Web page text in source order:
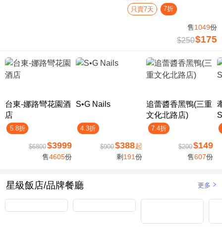
只賣7天 7折
售1049份
$250$175
台東-娜路彎花園酒
店
5.8折
$6800$3999
售4605份
S•G Nails
4.3折
$900$388起
剩 191份
追蕾醬香黑鴨(三重
文化北路店)
7.4折
$200$149
售607份
星級飯店/品牌餐廳 更多